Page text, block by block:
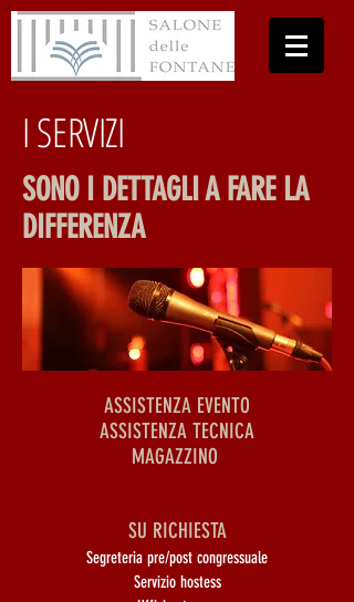
SONO I DETTAGLI A FARE LA
DIFFERENZA
ASSISTENZA EVENTO
ASSISTENZA TECNICA
MAGAZZINO
SU RICHIESTA
Segreteria pre/post congressuale
Servizio hostess
I SERVIZI